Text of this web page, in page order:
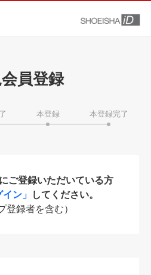
員登録
本登録 本登録完了
ご登録いただいている方
イン」 してください。
登録者を含む）